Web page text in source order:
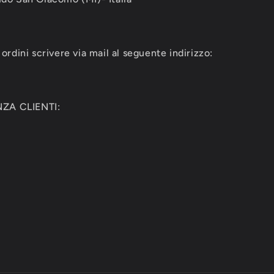
scrivere via mail al seguente indirizzo:
CLIENTI: